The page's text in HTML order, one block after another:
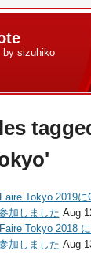
by sizuhiko
Tokyo 2019
加しました Aug
Tokyo 2018
加しました Aug